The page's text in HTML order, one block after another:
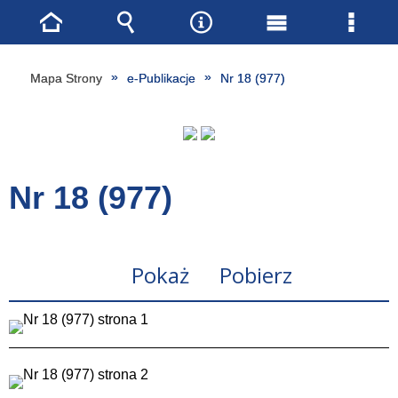
Mapa Strony e-Publikacje Nr 18 (977)
Nr 18 (977)
Pokaż Pobierz
Strona
główna
Wyszukiwarka
NarzędziaMenu
główne
Menu